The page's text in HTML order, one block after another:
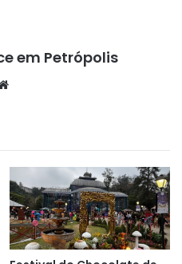
em Petrópolis